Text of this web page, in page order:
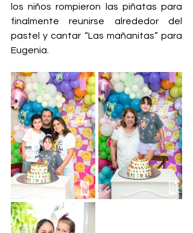
los niños rompieron las piñatas para
finalmente reunirse alrededor del
pastel y cantar “Las mañanitas” para
Eugenia.